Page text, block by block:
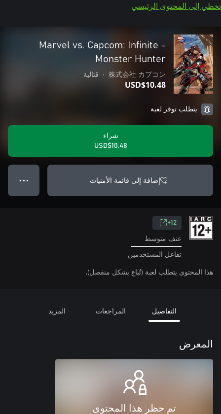
تخطي إلى المحتوى الرئيسي
Marvel vs. Capcom: Infinite -
Monster Hunter
株式会社 カプコン
• قتالية
USD$10.48
يتطلب توفر لعبة
شراء
USD$10.48
إضافة إلى قائمة الأمنيات ● ● ●
12+
عنف متوسط
تفاعل المستخدمين
هذا المحتوى يتطلب لعبة (تُباع بشكل منفصل).
التفاصيل المراجعات المزيد
المعرض
تم حظر هذا المحتوى